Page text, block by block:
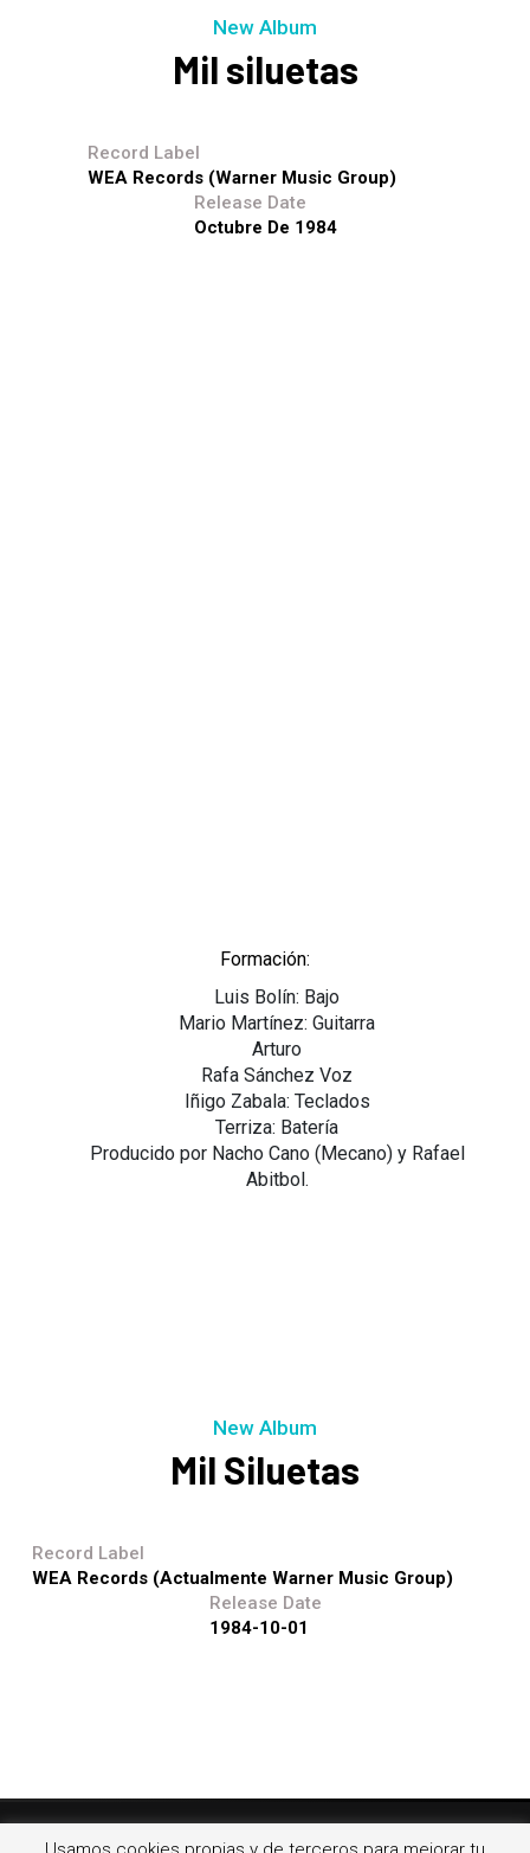
New Album
Mil siluetas
Record Label
WEA Records (Warner Music Group)
Release Date
Octubre De 1984
Formación:
Luis Bolín: Bajo
Mario Martínez: Guitarra
Arturo
Rafa Sánchez Voz
Iñigo Zabala: Teclados
Terriza: Batería
Producido por Nacho Cano (Mecano) y Rafael
Abitbol.
New Album
Mil Siluetas
Record Label
WEA Records (actualmente Warner Music Group)
Release Date
1984-10-01